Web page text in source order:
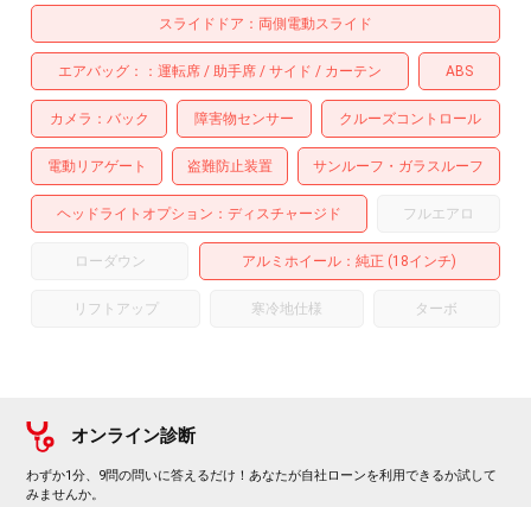
スライドドア 両側電動スライド
エアバッグ： 運転席 助手席 サイド カーテン ABS
カメラ バック 障害物センサー クルーズコントロール
電動リアゲート 盗難防止装置 サンルーフ・ガラスルーフ
ヘッドライトオプション ディスチャージド フルエアロ
ローダウン アルミホイール ：純正 (18インチ)
リフトアップ 寒冷地仕様 ターボ
オンライン診断
わずか1分、9問の問いに答えるだけ！あなたが自社ローンを利用できるか試して
みませんか。